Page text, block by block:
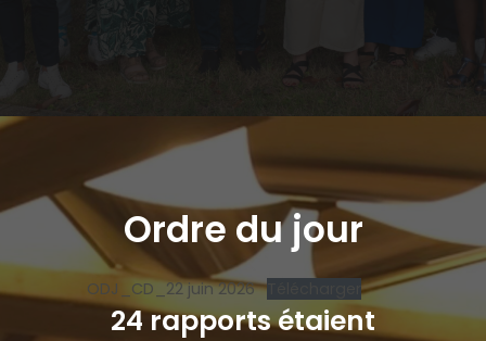
Ordre du jour
ODJ_CD_22 juin 2026 Télécharger
24 rapports étaient